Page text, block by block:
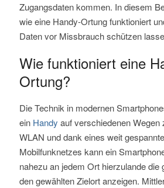
Zugangsdaten kommen. In diesem
wie eine Handy-Ortung funktioniert
Daten vor Missbrauch schützen
Wie funktioniert eine
Ortung?
Die Technik in modernen
ein Handy auf verschiedenen Wegen
WLAN und dank eines weit
Mobilfunknetzes kann ein
nahezu an jedem Ort hierzulande die
den gewählten Zielort anzeigen.